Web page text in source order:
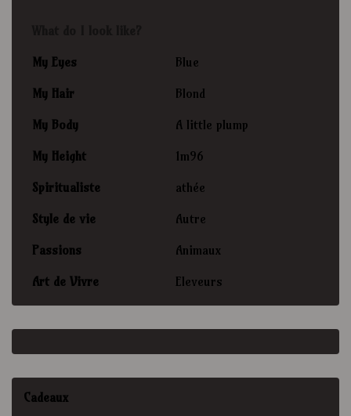
My Eyes
Blue
My Hair
Blond
My Body
A little plump
My Height
1m96
Spiritualiste
athée
Style de vie
Autre
Passions
Animaux
Art de Vivre
Eleveurs
Cadeaux